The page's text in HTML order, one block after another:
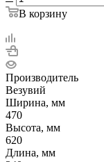
В корзину
Производитель
Везувий
Ширина, мм
470
Высота, мм
620
Длина, мм